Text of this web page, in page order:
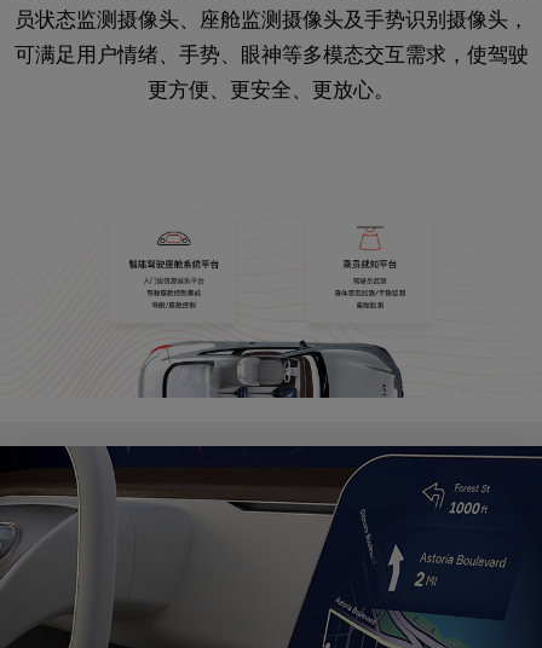
员状态监测摄像头、座舱监测摄像头及手势识别摄像头，
可满足用户情绪、手势、眼神等多模态交互需求，使驾驶
更方便、更安全、更放心。